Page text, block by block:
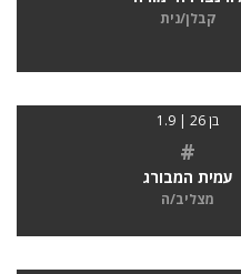
קבלן/נית
בן 26 | 1.9
#
עמית המבורג
מצליב/ה